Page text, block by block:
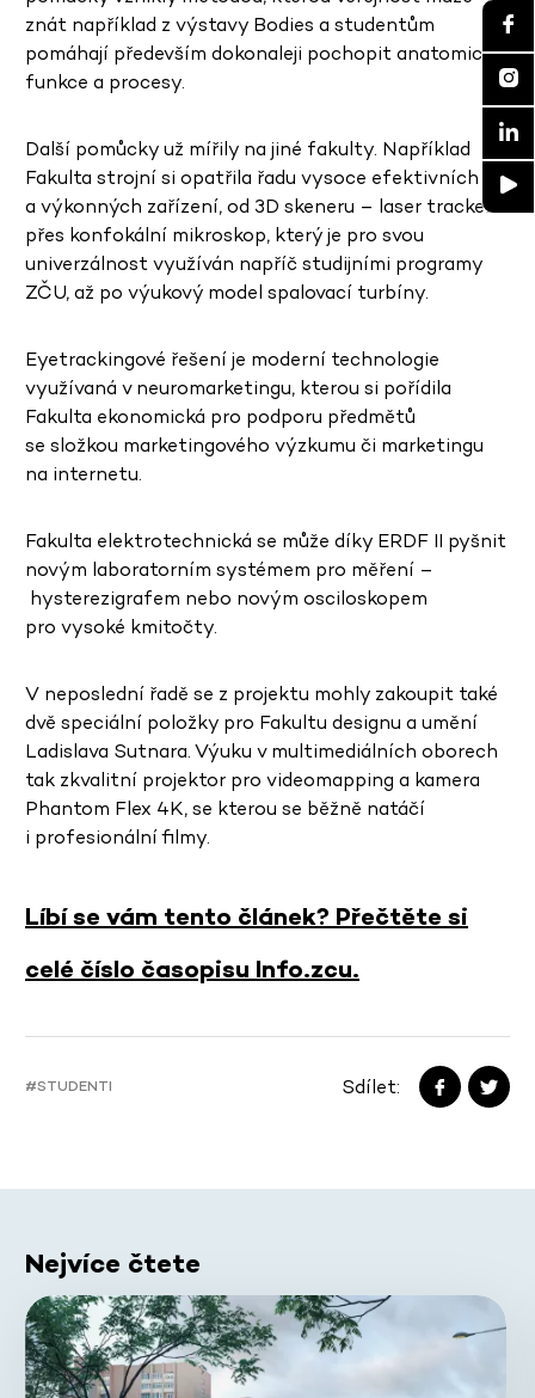
znát například z výstavy Bodies a studentům
pomáhají především dokonaleji pochopit anatomické
funkce a procesy.
Další pomůcky už mířily na jiné fakulty. Například
Fakulta strojní si opatřila řadu vysoce efektivních
a výkonných zařízení, od 3D skeneru – laser trackeru
přes konfokální mikroskop, který je pro svou
univerzálnost využíván napříč studijními programy
ZČU, až po výukový model spalovací turbíny.
Eyetrackingové řešení je moderní technologie
využívaná v neuromarketingu, kterou si pořídila
Fakulta ekonomická pro podporu předmětů
se složkou marketingového výzkumu či marketingu
na internetu.
Fakulta elektrotechnická se může díky ERDF II pyšnit
novým laboratorním systémem pro měření –
hysterezigrafem nebo novým osciloskopem
pro vysoké kmitočty.
V neposlední řadě se z projektu mohly zakoupit také
dvě speciální položky pro Fakultu designu a umění
Ladislava Sutnara. Výuku v multimediálních oborech
tak zkvalitní projektor pro videomapping a kamera
Phantom Flex 4K, se kterou se běžně natáčí
i profesionální filmy.
Líbí se vám tento článek? Přečtěte si
celé číslo časopisu Info.zcu.
#STUDENTI Sdílet:
Nejvíce čtete